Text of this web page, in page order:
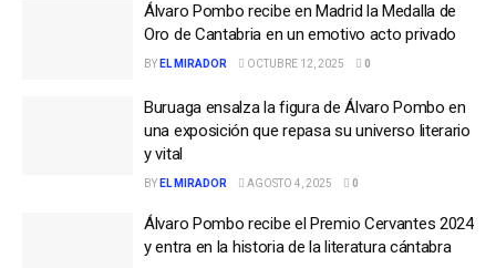
Álvaro Pombo recibe en Madrid la Medalla de
Oro de Cantabria en un emotivo acto privado
BY EL MIRADOR OCTUBRE 12, 2025 0
Buruaga ensalza la figura de Álvaro Pombo en
una exposición que repasa su universo literario
y vital
BY EL MIRADOR AGOSTO 4, 2025 0
Álvaro Pombo recibe el Premio Cervantes 2024
y entra en la historia de la literatura cántabra